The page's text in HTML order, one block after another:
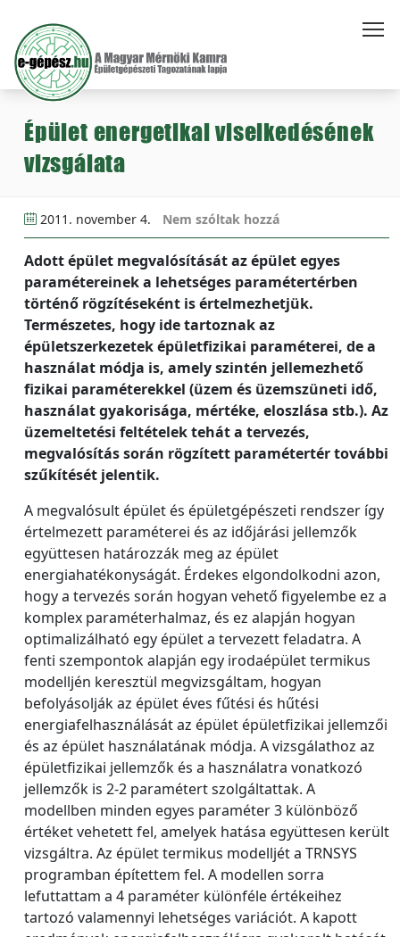
Épület energetikai viselkedésének
vizsgálata
2011. november 4. Nem szóltak hozzá
Adott épület megvalósítását az épület egyes
paramétereinek a lehetséges paramétertérben
történő rögzítéseként is értelmezhetjük.
Természetes, hogy ide tartoznak az
épületszerkezetek épületfizikai paraméterei, de a
használat módja is, amely szintén jellemezhető
fizikai paraméterekkel (üzem és üzemszüneti idő,
használat gyakorisága, mértéke, eloszlása stb.). Az
üzemeltetési feltételek tehát a tervezés,
megvalósítás során rögzített paramétertér további
szűkítését jelentik.
A megvalósult épület és épületgépészeti rendszer így
értelmezett paraméterei és az időjárási jellemzők
együttesen határozzák meg az épület
energiahatékonyságát. Érdekes elgondolkodni azon,
hogy a tervezés során hogyan vehető figyelembe ez a
komplex paraméterhalmaz, és ez alapján hogyan
optimalizálható egy épület a tervezett feladatra. A
fenti szempontok alapján egy irodaépület termikus
modelljén keresztül megvizsgáltam, hogyan
befolyásolják az épület éves fűtési és hűtési
energiafelhasználását az épület épületfizikai jellemzői
és az épület használatának módja. A vizsgálathoz az
épületfizikai jellemzők és a használatra vonatkozó
jellemzők is 2-2 paramétert szolgáltattak. A
modellben minden egyes paraméter 3 különböző
értéket vehetett fel, amelyek hatása együttesen került
vizsgáltra. Az épület termikus modelljét a TRNSYS
programban építettem fel. A modellen sorra
lefuttattam a 4 paraméter különféle értékeihez
tartozó valamennyi lehetséges variációt. A kapott